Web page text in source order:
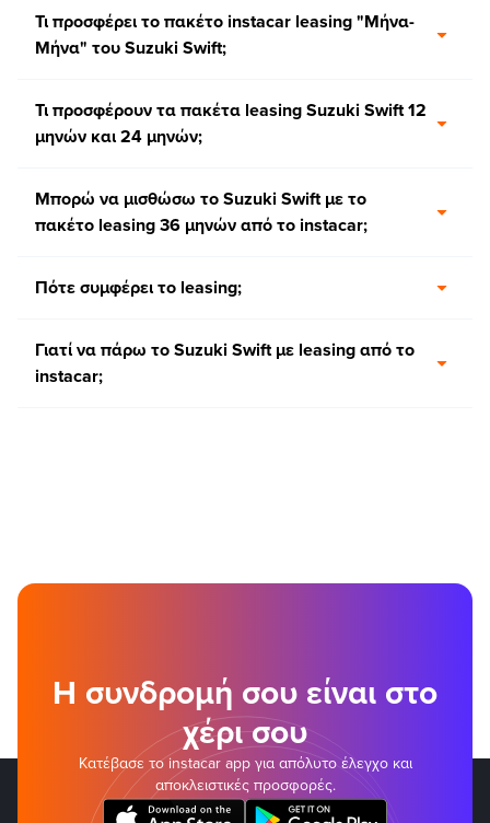
Τι προσφέρει το πακέτο instacar leasing "Μήνα-
Μήνα" του Suzuki Swift;
Τι προσφέρουν τα πακέτα leasing Suzuki Swift 12
μηνών και 24 μηνών;
Μπορώ να μισθώσω το Suzuki Swift με το
πακέτο leasing 36 μηνών από το instacar;
Πότε συμφέρει το leasing;
Γιατί να πάρω το Suzuki Swift με leasing από το
instacar;
Η συνδρομή σου είναι στο
χέρι σου
Κατέβασε το instacar app για απόλυτο έλεγχο και
αποκλειστικές προσφορές.